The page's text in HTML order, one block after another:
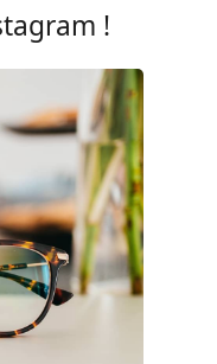
127 mm
17 mm
150 g
Non
Non
Oui
!